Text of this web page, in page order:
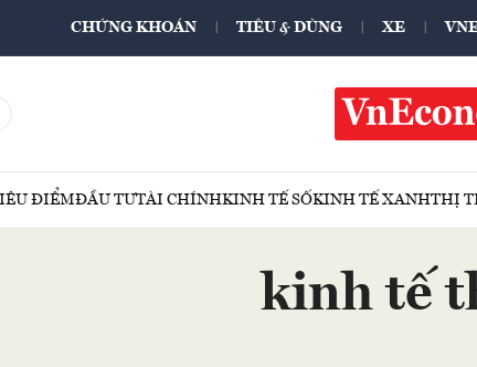
CHỨNG KHOÁN TIÊU & DÙNG XE
ĐIỂMĐẦU TƯTÀI CHÍNHKINH TẾ SỐKINH TẾ XANHTHỊ
kinh tế